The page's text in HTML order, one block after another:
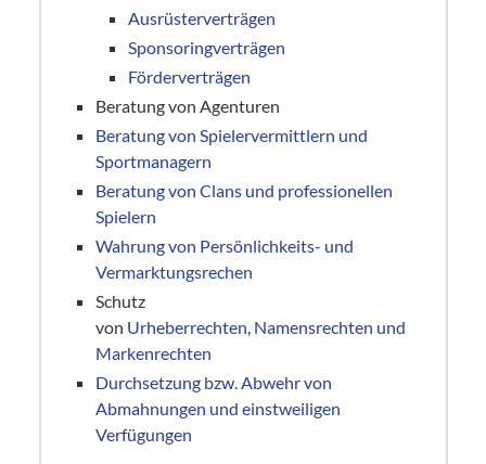
Ausrüsterverträgen
Sponsoringverträgen
Förderverträgen
Beratung von Agenturen
Beratung von Spielervermittlern und
Sportmanagern
Beratung von Clans und professionellen
Spielern
Wahrung von Persönlichkeits- und
Vermarktungsrechen
Schutz
von Urheberrechten Namensrechten und
Markenrechten
Durchsetzung bzw. Abwehr von
Abmahnungen und einstweiligen
Verfügungen